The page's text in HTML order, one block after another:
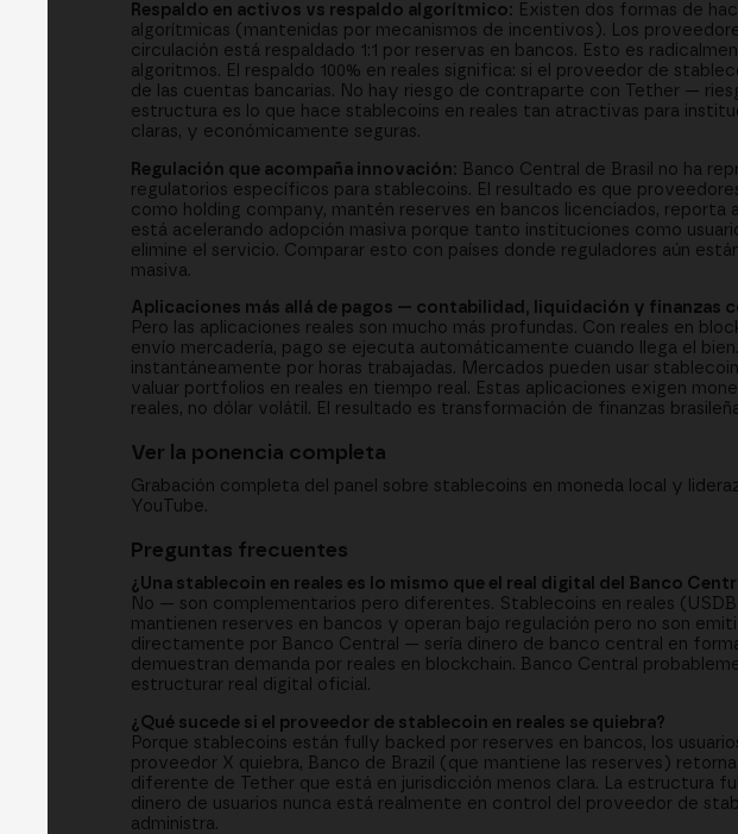
Respaldo en activos vs respaldo algorítmico: Existen dos formas de
algorítmicas (mantenidas por mecanismos de incentivos). Los
circulación está respaldado 1:1 por reservas en bancos. Esto es
algoritmos. El respaldo 100% en reales significa: si el proveedor de
de las cuentas bancarias. No hay riesgo de contraparte con Tether —
estructura es lo que hace stablecoins en reales tan atractivas para
claras, y económicamente seguras.
Regulación que acompaña innovación: Banco Central de Brasil no ha
regulatorios específicos para stablecoins. El resultado es que
como holding company, mantén reserves en bancos licenciados, reporta
está acelerando adopción masiva porque tanto instituciones como
elimine el servicio. Comparar esto con países donde reguladores aún
masiva.
Aplicaciones más allá de pagos — contabilidad, liquidación y finanzas
Pero las aplicaciones reales son mucho más profundas. Con reales en
envío mercadería, pago se ejecuta automáticamente cuando llega el
instantáneamente por horas trabajadas. Mercados pueden usar
valuar portfolios en reales en tiempo real. Estas aplicaciones exigen
reales, no dólar volátil. El resultado es transformación de finanzas
Ver la ponencia completa
Grabación completa del panel sobre stablecoins en moneda local y
YouTube.
Preguntas frecuentes
¿Una stablecoin en reales es lo mismo que el real digital del Banco
No — son complementarios pero diferentes. Stablecoins en reales
mantienen reserves en bancos y operan bajo regulación pero no son
directamente por Banco Central — sería dinero de banco central en
demuestran demanda por reales en blockchain. Banco Central
estructurar real digital oficial.
¿Qué sucede si el proveedor de stablecoin en reales se quiebra?
Porque stablecoins están fully backed por reserves en bancos, los
proveedor X quiebra, Banco de Brazil (que mantiene las reserves)
diferente de Tether que está en jurisdicción menos clara. La estructura
dinero de usuarios nunca está realmente en control del proveedor de
administra.